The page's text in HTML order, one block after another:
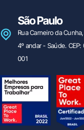
São Paulo
Rua Carneiro da
4º andar - Saúde. CEP:
001